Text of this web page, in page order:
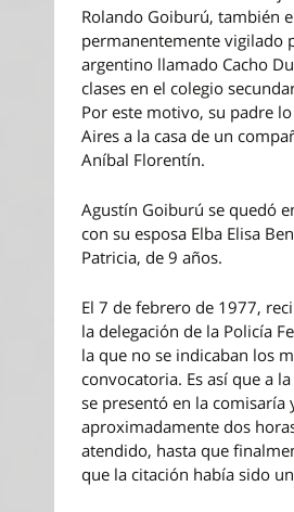
Rolando Goiburú, también
permanentemente vigilado
argentino llamado Cacho
clases en el colegio
Por este motivo, su padre
Aires a la casa de un
Aníbal Florentín.
Agustín Goiburú se quedó
con su esposa Elba Elisa
Patricia, de 9 años.
El 7 de febrero de 1977,
la delegación de la Policía
la que no se indicaban los
convocatoria. Es así que a
se presentó en la comisaría
aproximadamente dos
atendido, hasta que
que la citación había sido